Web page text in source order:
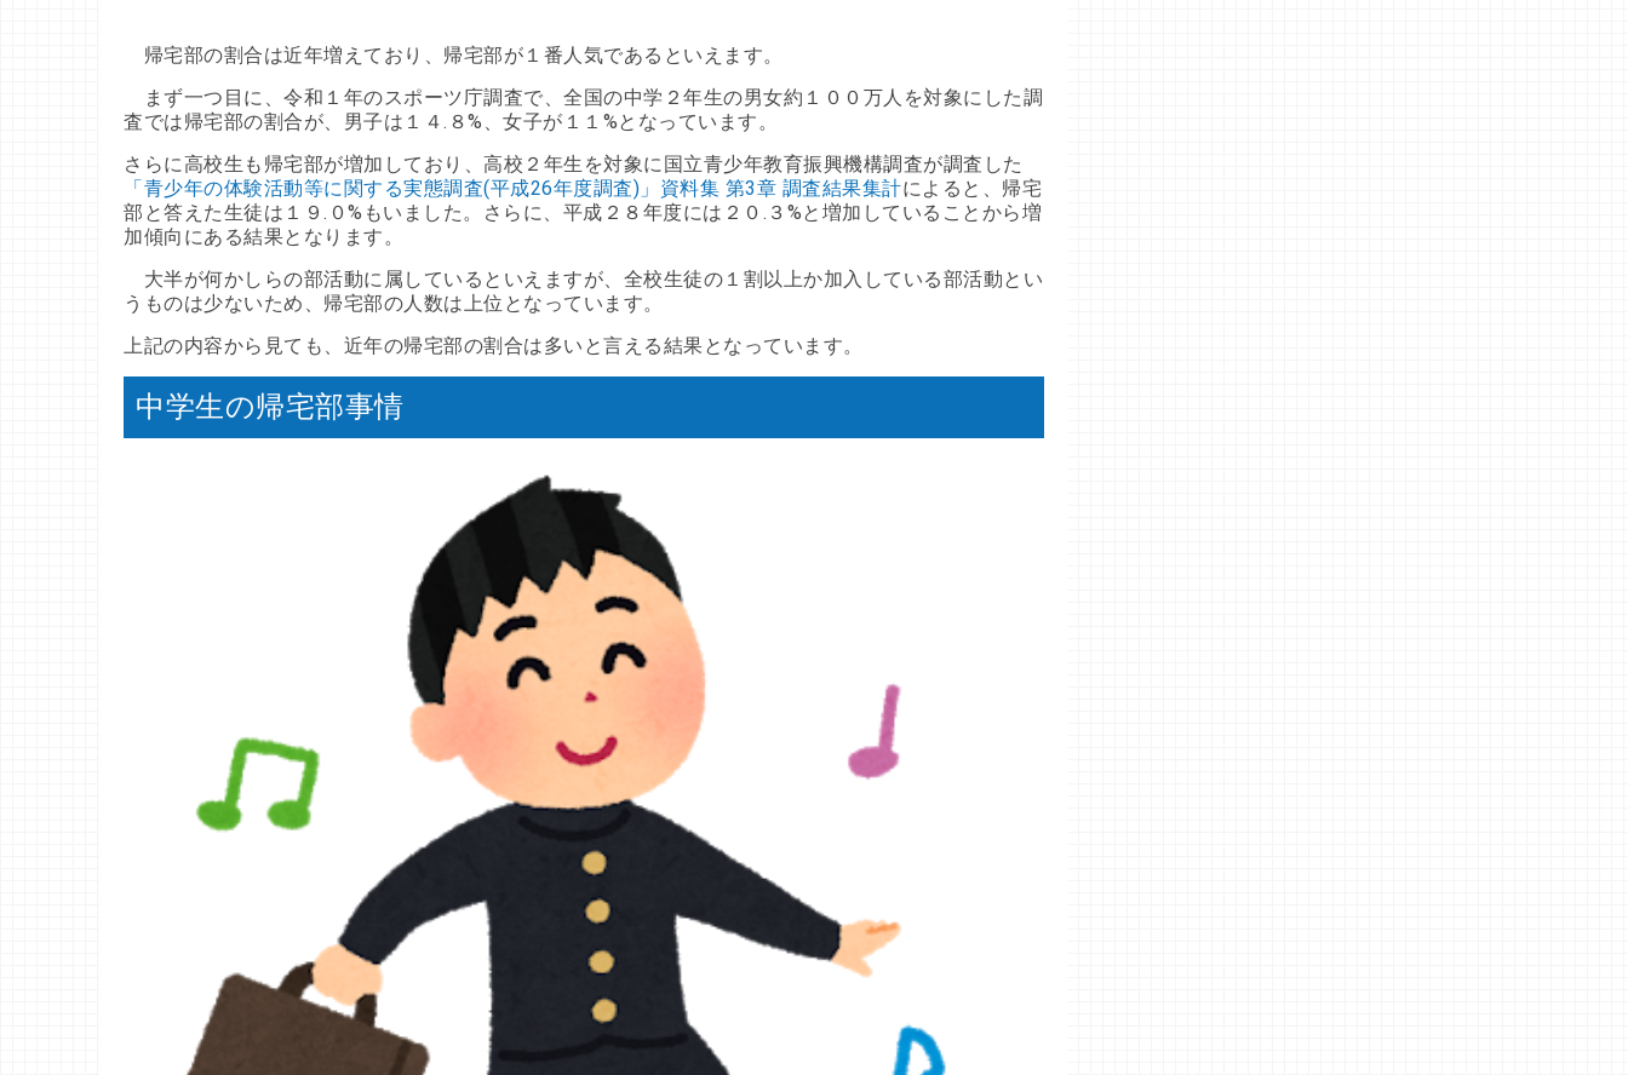
帰宅部の割合は近年増えており、帰宅部が１番人気であるといえます。
まず一つ目に、令和１年のスポーツ庁調査で、全国の中学２年生の男女約１００万人を対象にした調
査では帰宅部の割合が、男子は１４.８%、女子が１１%となっています。
さらに高校生も帰宅部が増加しており、高校２年生を対象に国立青少年教育振興機構調査が調査した
「青少年の体験活動等に関する実態調査(平成26年度調査)」資料集 第3章 調査結果集計によると、帰宅
部と答えた生徒は１９.０%もいました。さらに、平成２８年度には２０.３%と増加していることから増
加傾向にある結果となります。
大半が何かしらの部活動に属しているといえますが、全校生徒の１割以上か加入している部活動とい
うものは少ないため、帰宅部の人数は上位となっています。
上記の内容から見ても、近年の帰宅部の割合は多いと言える結果となっています。
中学生の帰宅部事情